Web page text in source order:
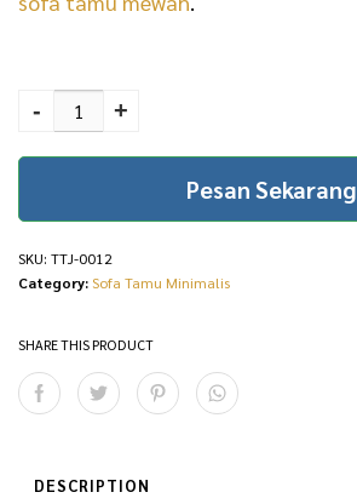
Jepara New Models
Pinuk TTJ-0012 quantity
- +
Pesan Sekarang
SKU: TTJ-0012
Category: Sofa Tamu Minimalis
SHARE THIS PRODUCT
DESCRIPTION